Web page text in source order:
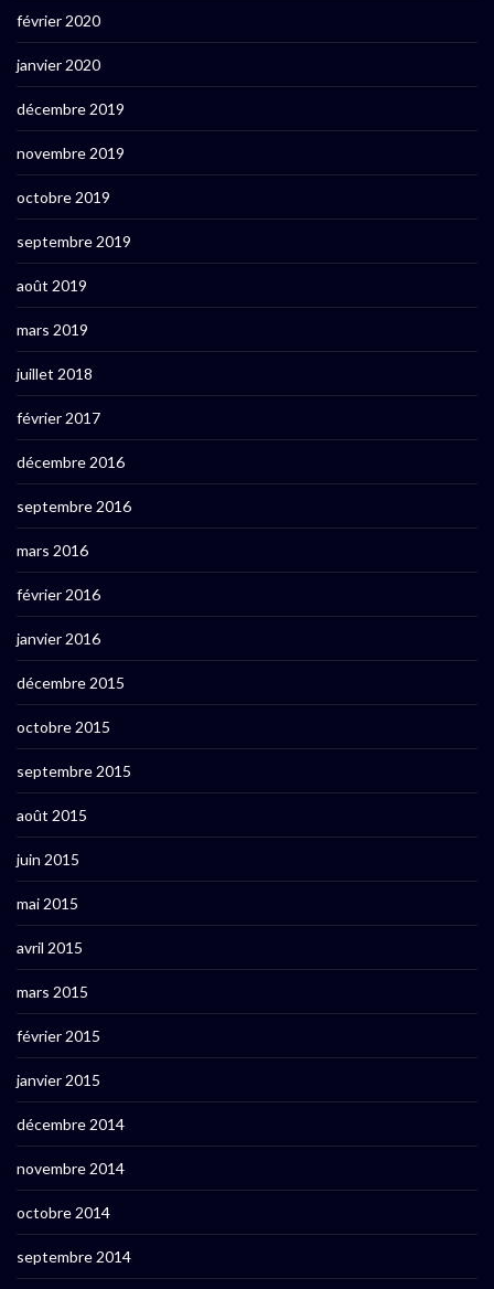
février 2020
janvier 2020
décembre 2019
novembre 2019
octobre 2019
septembre 2019
août 2019
mars 2019
juillet 2018
février 2017
décembre 2016
septembre 2016
mars 2016
février 2016
janvier 2016
décembre 2015
octobre 2015
septembre 2015
août 2015
juin 2015
mai 2015
avril 2015
mars 2015
février 2015
janvier 2015
décembre 2014
novembre 2014
octobre 2014
septembre 2014